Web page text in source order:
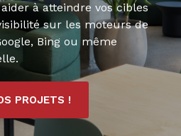
à atteindre vos cibles
sur les moteurs de
Bing ou même
PROJETS !